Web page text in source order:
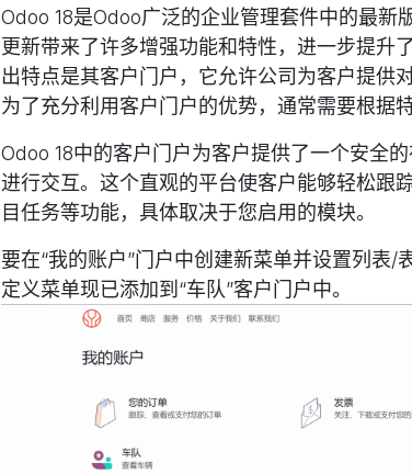
Odoo 18是Odoo广泛的企业管理套件中的最
更新带来了许多增强功能和特性，进一步提升
出特点是其客户门户，它允许公司为客户提供
为了充分利用客户门户的优势，通常需要根据
Odoo 18中的客户门户为客户提供了一个安全
进行交互。这个直观的平台使客户能够轻松跟
目任务等功能，具体取决于您启用的模块。
要在“我的账户”门户中创建新菜单并设置列表
定义菜单现已添加到“车队”客户门户中。